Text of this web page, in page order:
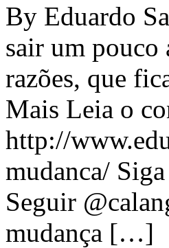
By Eduardo
sair um pouco
razões, que
Mais Leia o
http://
mudanca/
Seguir
mudança […]